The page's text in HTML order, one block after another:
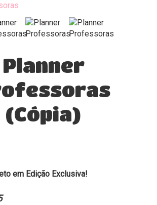
Planner
(cópia)
em Edição Exclusiva!